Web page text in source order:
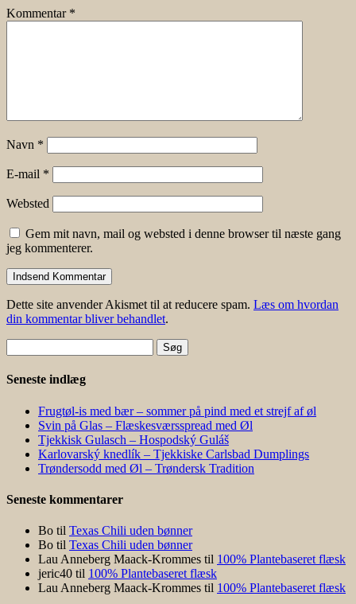
Kommentar *
Navn *
E-mail *
Websted
Gem mit navn, mail og websted i denne browser til næste gang
jeg kommenterer.
Dette site anvender Akismet til at reducere spam. Læs om hvordan
din kommentar bliver behandlet.
efter:
Seneste indlæg
Frugtøl-is med bær – sommer på pind med et strejf af øl
Svin på Glas – Flæskesværsspread med Øl
Tjekkisk Gulasch – Hospodský Guláš
Karlovarský knedlík – Tjekkiske Carlsbad Dumplings
Trøndersodd med Øl – Trøndersk Tradition
Seneste kommentarer
Bo til Texas Chili uden bønner
Bo til Texas Chili uden bønner
Lau Anneberg Maack-Krommes til 100% Plantebaseret flæsk
jeric40 til 100% Plantebaseret flæsk
Lau Anneberg Maack-Krommes til 100% Plantebaseret flæsk